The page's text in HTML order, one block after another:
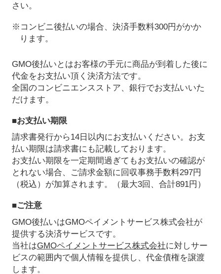
さい。
※コンビニ後払いの場合、決済手数料300円がかか
ります。
GMO後払いとはお客様の手元に商品が到着した後に
代金をお支払い頂く決済方法です。
全国のコンビニエンスストア、銀行でお支払いいた
だけます。
■お支払い期限
請求書発行から14日以内にお支払いください。お支
払い期限は請求書にも記載しております。
お支払い期限を一定期間過ぎてもお支払いの確認が
とれない場合、ご請求金額に回収事務手数料297円
（税込）が加算されます。（最大3回、合計891円）
■ご注意
GMO後払いはGMOペイメントサービス株式会社が
提供する決済サービスです。
当社はGMOペイメントサービス株式会社に対しサー
ビスの範囲内で個人情報を提供し、代金債権を譲渡
します。